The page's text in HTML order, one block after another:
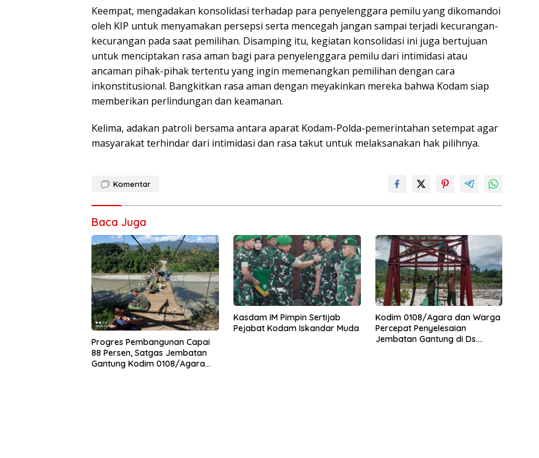
Keempat, mengadakan konsolidasi terhadap para penyelenggara pemilu yang dikomandoi
oleh KIP untuk menyamakan persepsi serta mencegah jangan sampai terjadi kecurangan-
kecurangan pada saat pemilihan. Disamping itu, kegiatan konsolidasi ini juga bertujuan
untuk menciptakan rasa aman bagi para penyelenggara pemilu dari intimidasi atau
ancaman pihak-pihak tertentu yang ingin memenangkan pemilihan dengan cara
inkonstitusional. Bangkitkan rasa aman dengan meyakinkan mereka bahwa Kodam siap
memberikan perlindungan dan keamanan.
Kelima, adakan patroli bersama antara aparat Kodam-Polda-pemerintahan setempat agar
masyarakat terhindar dari intimidasi dan rasa takut untuk melaksanakan hak pilihnya.
Komentar
Baca Juga
Progres Pembangunan Capai
88 Persen, Satgas Jembatan
Gantung Kodim 0108/Agara
Kasdam IM Pimpin Sertijab
Pejabat Kodam Iskandar Muda
Kodim 0108/Agara dan Warga
Percepat Penyelesaian
Jembatan Gantung di Ds.